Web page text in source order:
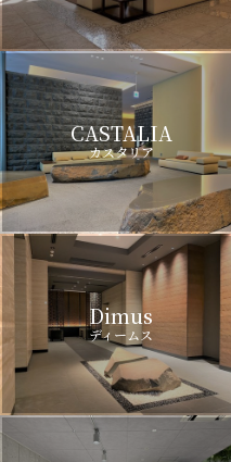
CASTALIA
カスタリア
Dimus
ディームス